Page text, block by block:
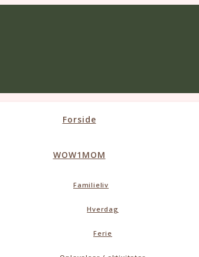
Forside
WOW1MOM
Familieliv
Hverdag
Ferie